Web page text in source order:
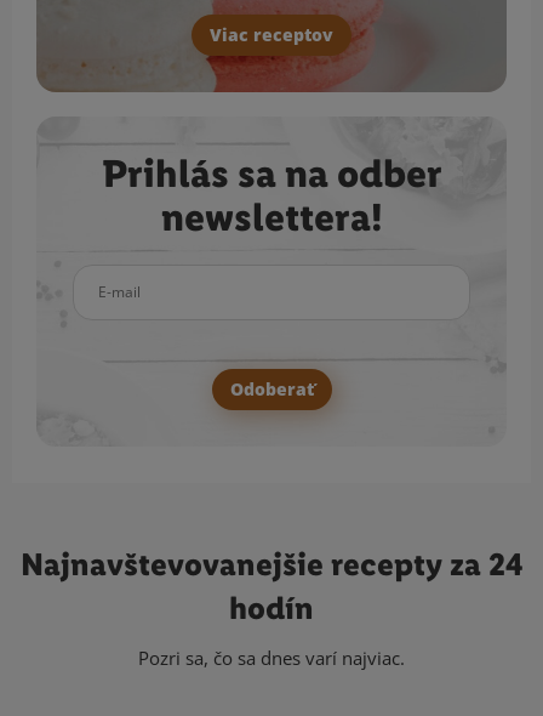
Viac receptov
Prihlás sa na odber
newslettera!
Odoberať
Najnavštevovanejšie recepty za 24
hodín
Pozri sa, čo sa dnes varí najviac.